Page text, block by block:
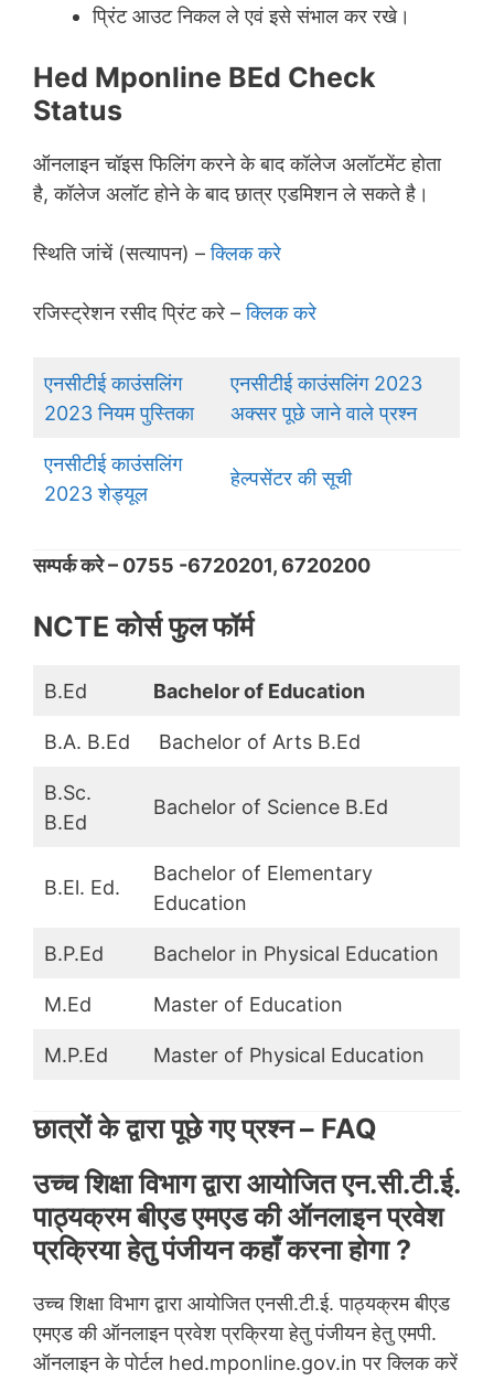
प्रिंट आउट निकल ले एवं इसे संभाल कर रखे।
Hed Mponline BEd Check
Status
ऑनलाइन चॉइस फिलिंग करने के बाद कॉलेज अलॉटमेंट होता
है, कॉलेज अलॉट होने के बाद छात्र एडमिशन ले सकते है।
स्थिति जांचें (सत्यापन) –क्लिक करे
रजिस्ट्रेशन रसीद प्रिंट करे –क्लिक करे
एनसीटीई काउंसलिंग
2023 नियम पुस्तिका
एनसीटीई काउंसलिंग 2023
अक्सर पूछे जाने वाले प्रश्न
एनसीटीई काउंसलिंग
2023 शेड्यूल
हेल्पसेंटर की सूची
सम्पर्क करे – 0755 -6720201, 6720200
NCTE कोर्स फुल फॉर्म
B.Ed Bachelor of Education
B.A. B.Ed Bachelor of Arts B.Ed
B.Sc.
B.Ed
Bachelor of Science B.Ed
B.El. Ed.
Bachelor of Elementary
Education
B.P.Ed Bachelor in Physical Education
M.Ed Master of Education
M.P.Ed Master of Physical Education
छात्रों के द्वारा पूछे गए प्रश्न – FAQ
उच्च शिक्षा विभाग द्वारा आयोजित एन.सी.टी.ई.
पाठ्यक्रम बीएड एमएड की ऑनलाइन प्रवेश
प्रक्रिया हेतु पंजीयन कहाँ करना होगा ?
उच्च शिक्षा विभाग द्वारा आयोजित एनसी.टी.ई. पाठ्यक्रम बीएड
एमएड की ऑनलाइन प्रवेश प्रक्रिया हेतु पंजीयन हेतु एमपी.
ऑनलाइन के पोर्टल hed.mponline.gov.in पर क्लिक करें